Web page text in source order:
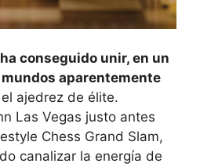
conseguido unir, en un
aparentemente
ajedrez de élite.
Las Vegas justo antes
Chess Grand Slam,
canalizar la energía de